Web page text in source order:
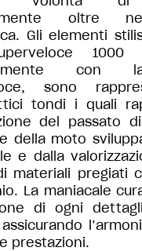
oltre
Gli elementi
1000
con
sono
tondi i quali
del passato di
della moto
e dalla
materiali pregiati
La maniacale
di ogni
prestazioni.